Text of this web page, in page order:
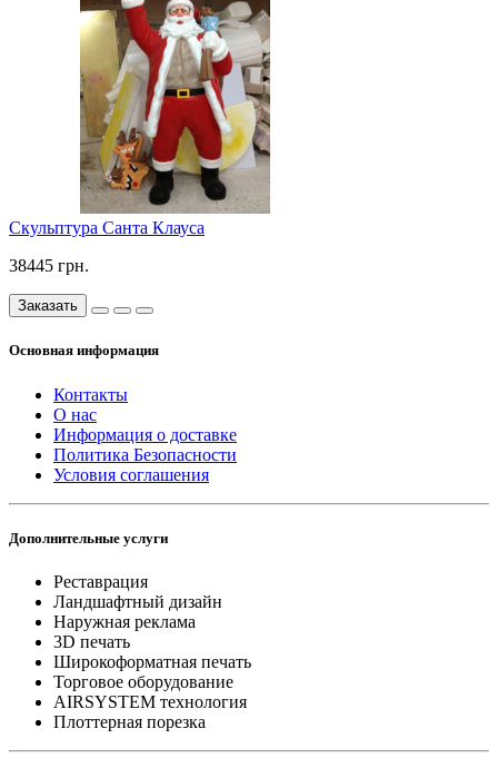
Скульптура Санта Клауса
38445 грн.
Заказать
Основная информация
Контакты
О нас
Информация о доставке
Политика Безопасности
Условия соглашения
Дополнительные услуги
Реставрация
Ландшафтный дизайн
Наружная реклама
3D печать
Широкоформатная печать
Торговое оборудование
AIRSYSTEM технология
Плоттерная порезка